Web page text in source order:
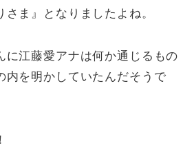
ま』となりましたよね。
に江藤愛アナは何か通じるもの
内を明かしていたんだそうで